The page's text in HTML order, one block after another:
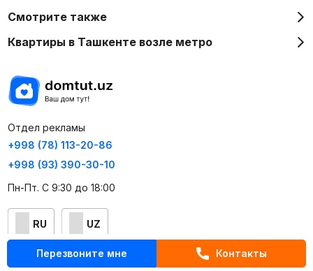
Перезвоните мне Контакты
Смотрите также
Квартиры в Ташкенте возле метро
Отдел рекламы
+998 (78) 113-20-86
+998 (93) 390-30-10
Пн-Пт. С 9:30 до 18:00
RU UZ
Контакты